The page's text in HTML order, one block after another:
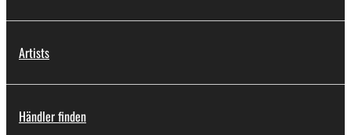
Artists
Händler finden